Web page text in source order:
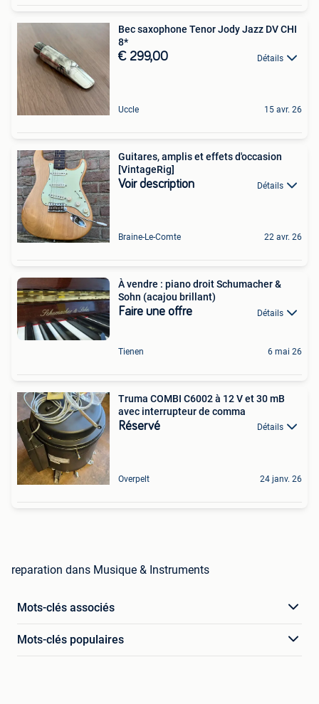
Bec saxophone Tenor Jody Jazz DV CHI
8*
€ 299,00 Détails
Uccle 15 avr. 26
Guitares, amplis et effets d'occasion
[VintageRig]
Voir description Détails
Braine-Le-Comte 22 avr. 26
À vendre : piano droit Schumacher &
Sohn (acajou brillant)
Faire une offre Détails
Tienen 6 mai 26
Truma COMBI C6002 à 12 V et 30 mB
avec interrupteur de comma
Réservé Détails
Overpelt 24 janv. 26
reparation dans Musique & Instruments
Mots-clés associés
Mots-clés populaires